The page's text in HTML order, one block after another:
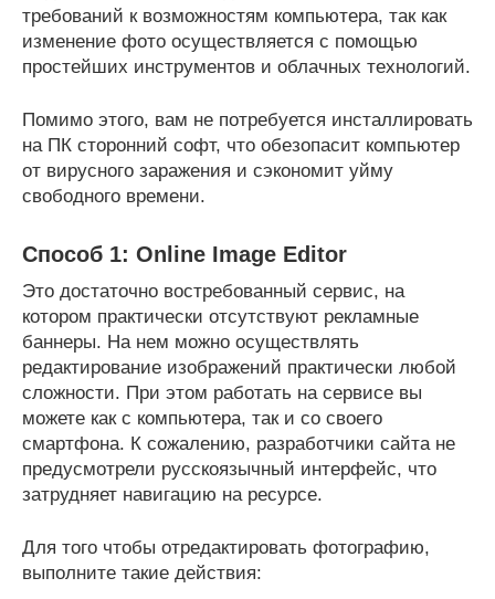
требований к возможностям компьютера, так как
изменение фото осуществляется с помощью
простейших инструментов и облачных технологий.
Помимо этого, вам не потребуется инсталлировать
на ПК сторонний софт, что обезопасит компьютер
от вирусного заражения и сэкономит уйму
свободного времени.
Способ 1: Online Image Editor
Это достаточно востребованный сервис, на
котором практически отсутствуют рекламные
баннеры. На нем можно осуществлять
редактирование изображений практически любой
сложности. При этом работать на сервисе вы
можете как с компьютера, так и со своего
смартфона. К сожалению, разработчики сайта не
предусмотрели русскоязычный интерфейс, что
затрудняет навигацию на ресурсе.
Для того чтобы отредактировать фотографию,
выполните такие действия: